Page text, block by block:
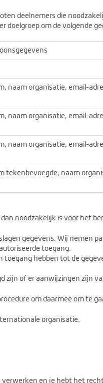
deelnemers die
doelgroep om de volgende
naam organisatie, email-
naam organisatie, email-
naam organisatie, email-
tekenbevoegde, naam
noodzakelijk is voor het
gegevens. Wij nemen
toegang.
toegang hebben tot de
zijn of er aanwijzingen zijn
om daarmee om te
organisatie.
en je hebt het